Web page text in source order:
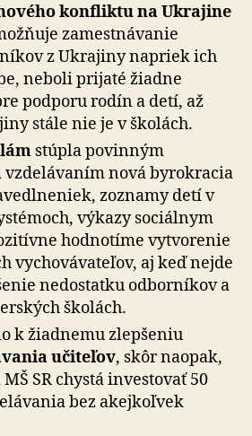
konfliktu na Ukrajine
zamestnávanie
z Ukrajiny napriek ich
neboli prijaté žiadne
podporu rodín a detí, až
stále nie je v školách.
stúpla povinným
nová byrokracia
zoznamy detí v
výkazy sociálnym
hodnotíme vytvorenie
vychovávateľov, aj keď nejde
nedostatku odborníkov a
školách.
k žiadnemu zlepšeniu
učiteľov, skôr naopak,
SR chystá investovať 50
bez akejkoľvek